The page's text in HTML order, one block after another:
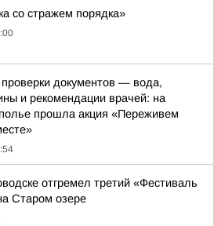
со стражем порядка»
документов — вода,
и рекомендации врачей: на
прошла акция «Переживем
отгремел третий «Фестиваль
Старом озере